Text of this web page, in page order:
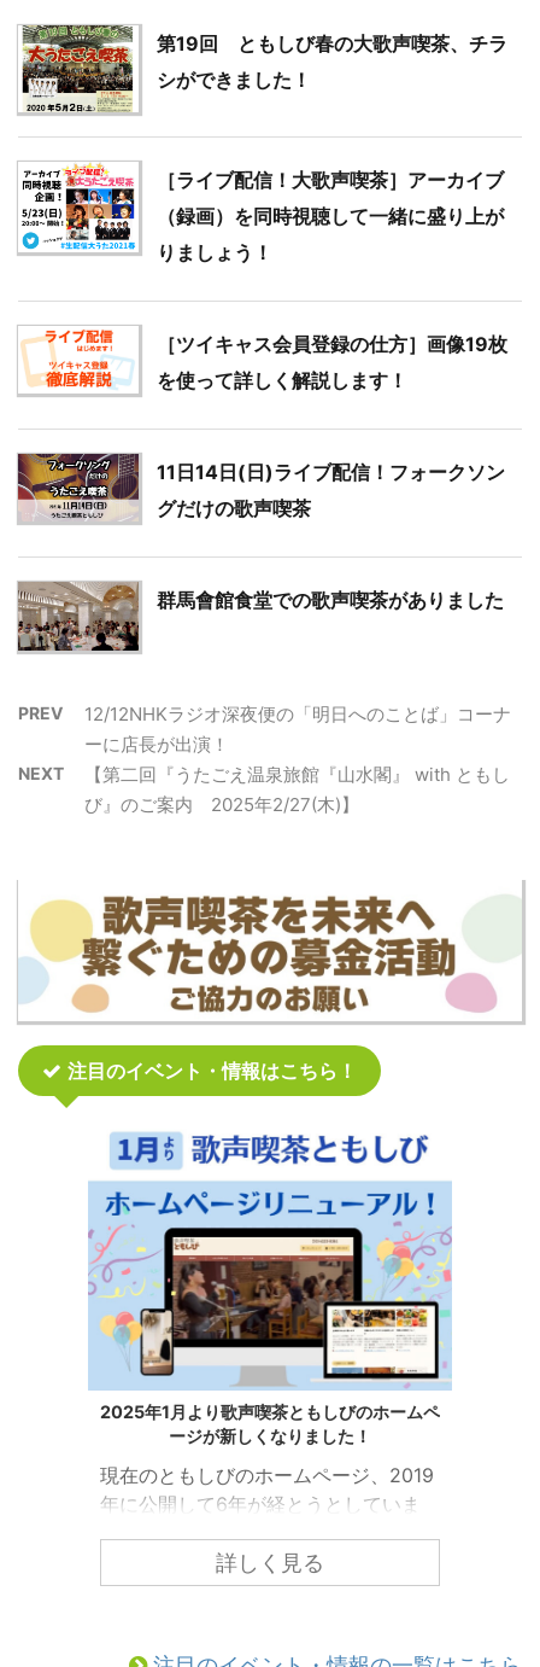
第19回 ともしび春の大歌声喫茶、チラ
シができました！
［ライブ配信！大歌声喫茶］アーカイブ
（録画）を同時視聴して一緒に盛り上が
りましょう！
［ツイキャス会員登録の仕方］画像19枚
を使って詳しく解説します！
11日14日(日)ライブ配信！フォークソン
グだけの歌声喫茶
群馬會館食堂での歌声喫茶がありました
PREV
12/12NHKラジオ深夜便の「明日へのことば」コーナ
ーに店長が出演！
NEXT
【第二回『うたごえ温泉旅館『山水閣』 with ともし
び』のご案内 2025年2/27(木)】
注目のイベント・情報はこちら！
2025年1月より歌声喫茶ともしびのホームペ
ージが新しくなりました！
現在のともしびのホームページ、2019
年に公開して6年が経とうとしていま
しび」の情報をもっと皆様にわかりや
すくお届けするために、ホームページ
詳しく見る